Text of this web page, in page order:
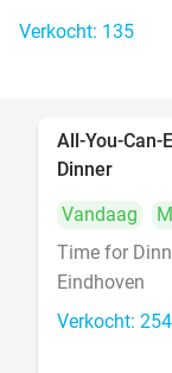
Verkocht: 135
All-You-Can-
Dinner
Vandaag
Time for
Eindhoven
Verkocht: 254